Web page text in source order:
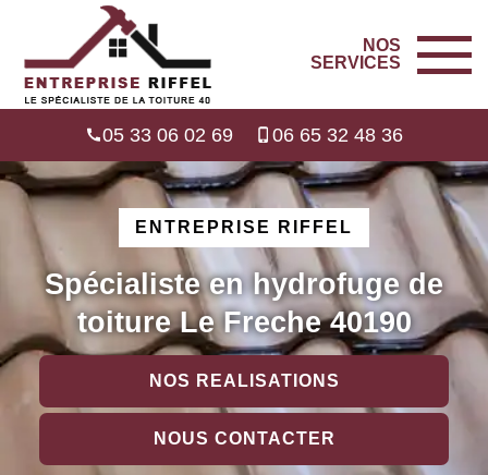
NOS
SERVICES
05 33 06 02 69 06 65 32 48 36
ENTREPRISE RIFFEL
Spécialiste en hydrofuge de
toiture Le Freche 40190
NOS REALISATIONS
NOUS CONTACTER